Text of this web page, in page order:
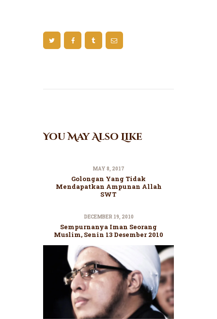
You May Also Like
MAY 8, 2017
Golongan Yang Tidak
Mendapatkan Ampunan Allah
SWT
DECEMBER 19, 2010
Sempurnanya Iman Seorang
Muslim, Senin 13 Desember 2010